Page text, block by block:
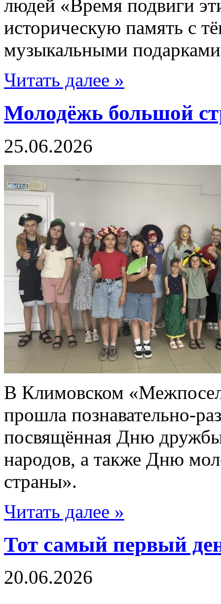
людей «Время подвиги
историческую память с
музыкальными
Читать далее »
Молодёжь большой
25.06.2026
В Климовском
прошла познавательно-
посвящённая Дню
народов, а также Дню
страны».
Читать далее »
Тот самый первый
20.06.2026